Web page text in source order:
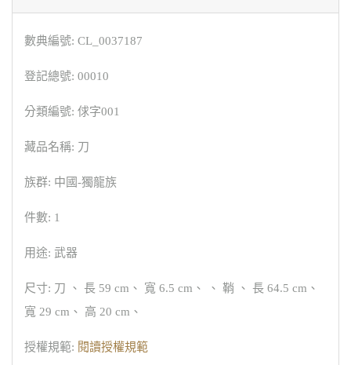
數典編號: CL_0037187
登記總號: 00010
分類編號: 俅字001
藏品名稱: 刀
族群: 中國-獨龍族
件數: 1
用途: 武器
尺寸: 刀 、 長 59 cm、 寬 6.5 cm、 、 鞘 、 長 64.5 cm、
寬 29 cm、 高 20 cm、
授權規範: 閱讀授權規範